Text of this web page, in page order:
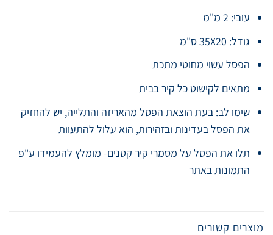
עובי: 2 מ"מ
גודל: 35X20 ס"מ
הפסל עשוי מחוטי מתכת
מתאים לקישוט כל קיר בבית
שימו לב: בעת הוצאת הפסל מהאריזה והתלייה, יש להחזיק
את הפסל בעדינות ובזהירות, הוא עלול להתעוות
תלו את הפסל על מסמרי קיר קטנים- מומלץ להעמידו ע"פ
התמונות באתר
מוצרים קשורים